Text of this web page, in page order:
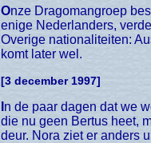
Onze Dragomangroep bestaat uit 18 personen en 2 chauffeurs. De leeftijden variëren nogal: van eind 20 tot in de 60. Wij zijn de
enige Nederlanders,
Overige nationaliteiten:
komt later wel.
[3 december 1997]
die nu geen Bertus heet,
deur. Nora ziet er anders